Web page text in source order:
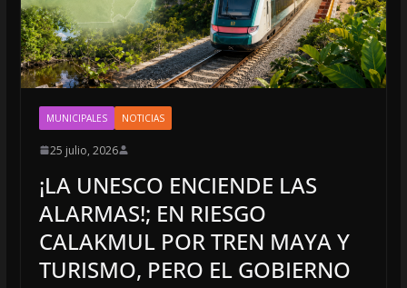
MUNICIPALES NOTICIAS
25 julio, 2026
¡LA UNESCO ENCIENDE LAS
ALARMAS!; EN RIESGO
CALAKMUL POR TREN MAYA Y
TURISMO, PERO EL GOBIERNO